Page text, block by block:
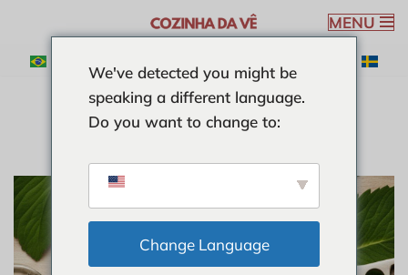
MENU
We've detected you might be
speaking a different language.
Do you want to change to:
Change Language